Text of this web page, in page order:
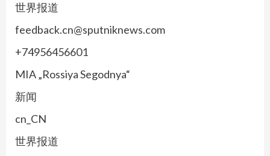
世界报道
feedback.cn@sputniknews.com
+74956456601
MIA „Rossiya Segodnya“
新闻
cn_CN
世界报道